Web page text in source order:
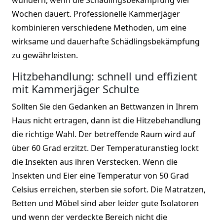
Wochen dauert. Professionelle Kammerjäger
kombinieren verschiedene Methoden, um eine
wirksame und dauerhafte Schädlingsbekämpfung
zu gewährleisten.
Hitzbehandlung: schnell und effizient
mit Kammerjäger Schulte
Sollten Sie den Gedanken an Bettwanzen in Ihrem
Haus nicht ertragen, dann ist die Hitzebehandlung
die richtige Wahl. Der betreffende Raum wird auf
über 60 Grad erzitzt. Der Temperaturanstieg lockt
die Insekten aus ihren Verstecken. Wenn die
Insekten und Eier eine Temperatur von 50 Grad
Celsius erreichen, sterben sie sofort. Die Matratzen,
Betten und Möbel sind aber leider gute Isolatoren
und wenn der verdeckte Bereich nicht die